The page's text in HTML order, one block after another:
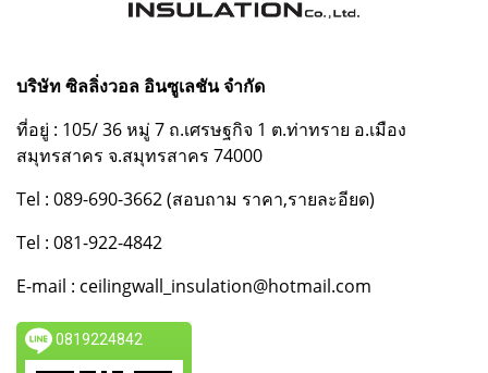
บริษัท ซิลลิ่งวอล อินซูเลชัน จำกัด
ที่อยู่ : 105/ 36 หมู่ 7 ถ.เศรษฐกิจ 1 ต.ท่าทราย อ.เมือง
สมุทรสาคร จ.สมุทรสาคร 74000
Tel : 089-690-3662 (สอบถาม ราคา,รายละอียด)
Tel : 081-922-4842
E-mail : ceilingwall_insulation@hotmail.com
0819224842